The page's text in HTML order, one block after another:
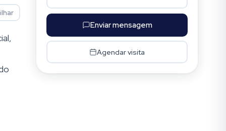
Enviar mensagem
Agendar visita